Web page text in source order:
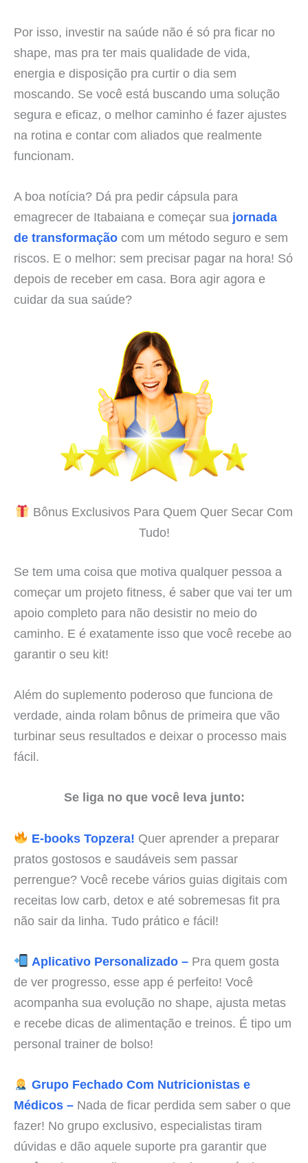
Por isso, investir na saúde não é só pra ficar no
shape, mas pra ter mais qualidade de vida,
energia e disposição pra curtir o dia sem
moscando. Se você está buscando uma solução
segura e eficaz, o melhor caminho é fazer ajustes
na rotina e contar com aliados que realmente
funcionam.
A boa notícia? Dá pra pedir cápsula para
emagrecer de Itabaiana e começar sua jornada
de transformação com um método seguro e sem
riscos. E o melhor: sem precisar pagar na hora! Só
depois de receber em casa. Bora agir agora e
cuidar da sua saúde?
Bônus Exclusivos Para Quem Quer Secar Com
Tudo!
Se tem uma coisa que motiva qualquer pessoa a
começar um projeto fitness, é saber que vai ter um
apoio completo para não desistir no meio do
caminho. E é exatamente isso que você recebe ao
garantir o seu kit!
Além do suplemento poderoso que funciona de
verdade, ainda rolam bônus de primeira que vão
turbinar seus resultados e deixar o processo mais
fácil.
Se liga no que você leva junto:
E-books Topzera! Quer aprender a preparar
pratos gostosos e saudáveis sem passar
perrengue? Você recebe vários guias digitais com
receitas low carb, detox e até sobremesas fit pra
não sair da linha. Tudo prático e fácil!
Aplicativo Personalizado –Pra quem gosta
de ver progresso, esse app é perfeito! Você
acompanha sua evolução no shape, ajusta metas
e recebe dicas de alimentação e treinos. É tipo um
personal trainer de bolso!
Grupo Fechado Com Nutricionistas e
Médicos – Nada de ficar perdida sem saber o que
fazer! No grupo exclusivo, especialistas tiram
dúvidas e dão aquele suporte pra garantir que